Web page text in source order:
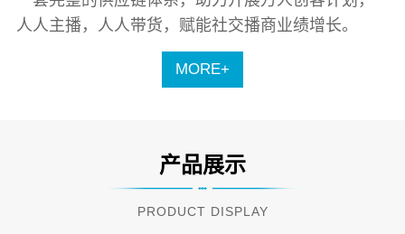
人人主播，人人带货，赋能社交播商业绩增长。
MORE+
产品展示
PRODUCT DISPLAY